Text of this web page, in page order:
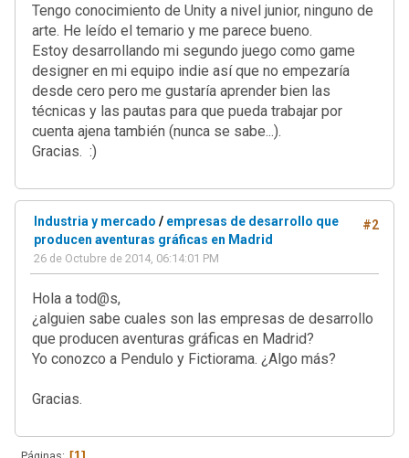
Tengo conocimiento de Unity a nivel junior, ninguno de
arte. He leído el temario y me parece bueno.
Estoy desarrollando mi segundo juego como game
designer en mi equipo indie así que no empezaría
desde cero pero me gustaría aprender bien las
técnicas y las pautas para que pueda trabajar por
cuenta ajena también (nunca se sabe...).
Gracias. :)
#2
Industria y mercado / empresas de desarrollo que
producen aventuras gráficas en Madrid
26 de Octubre de 2014, 06:14:01 PM
Hola a tod@s,
¿alguien sabe cuales son las empresas de desarrollo
que producen aventuras gráficas en Madrid?
Yo conozco a Pendulo y Fictiorama. ¿Algo más?
Gracias.